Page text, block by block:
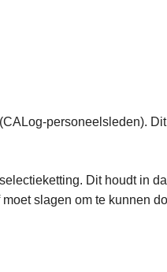
personeelsleden).
Dit houdt in
slagen om te kunnen